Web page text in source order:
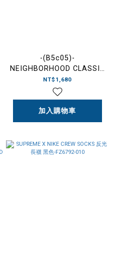
-(B5c05)-
NEIGHBORHOOD CLASSIC
3PAC SOCKS 純棉 經典 條
紋襪 灰/黑/白-242KWNH-
UWM01
NT$1,680
加入購物車